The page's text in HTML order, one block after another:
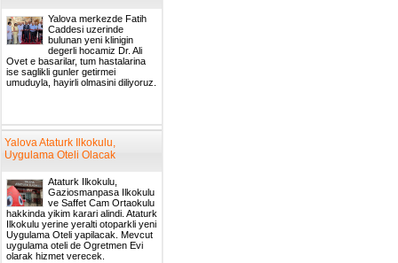
Yalova merkezde Fatih
Caddesi uzerinde
bulunan yeni klinigin
degerli hocamiz Dr. Ali
Ovet e basarilar, tum hastalarina
ise saglikli gunler getirmei
umuduyla, hayirli olmasini diliyoruz.
Yalova Ataturk Ilkokulu,
Uygulama Oteli Olacak
Ataturk Ilkokulu,
Gaziosmanpasa Ilkokulu
ve Saffet Cam Ortaokulu
hakkinda yikim karari alindi. Ataturk
Ilkokulu yerine yeralti otoparkli yeni
Uygulama Oteli yapilacak. Mevcut
uygulama oteli de Ogretmen Evi
olarak hizmet verecek.